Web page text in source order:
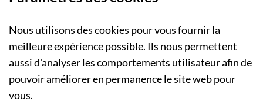
A PROPOS
Qui sommes-nous ?
Actualités
NOS RUBRIQUES
Nous utilisons des cookies pour vous fournir la
meilleure expérience possible. Ils nous permettent
aussi d'analyser les comportements utilisateur afin de
pouvoir améliorer en permanence le site web pour
vous.